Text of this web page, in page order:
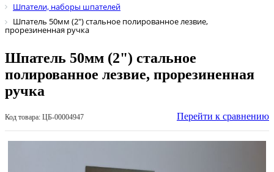
Шпатели, наборы шпателей
Шпатель 50мм (2") стальное полированное лезвие,
прорезиненная ручка
Шпатель 50мм (2") стальное
полированное лезвие, прорезиненная
ручка
Код товара: ЦБ-00004947 Перейти к сравнению